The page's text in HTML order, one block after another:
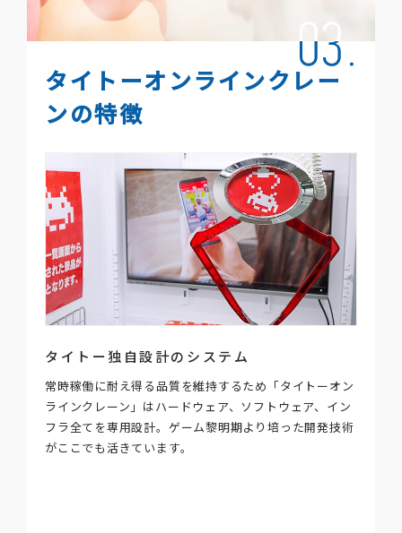
タイトーオンラインクレー
ンの特徴
タイトー独自設計のシステム
常時稼働に耐え得る品質を維持するため「タイトーオン
ラインクレーン」はハードウェア、ソフトウェア、イン
フラ全てを専用設計。ゲーム黎明期より培った開発技術
がここでも活きています。